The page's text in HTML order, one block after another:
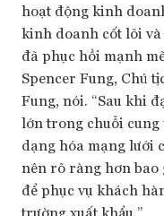
hoạt động kinh
kinh doanh cốt lõi
đã phục hồi mạnh
Spencer Fung, Chủ
Fung, nói. “Sau khi
lớn trong chuỗi cung
dạng hóa mạng lưới
nên rõ ràng hơn bao
để phục vụ khách
trường xuất khẩu.”